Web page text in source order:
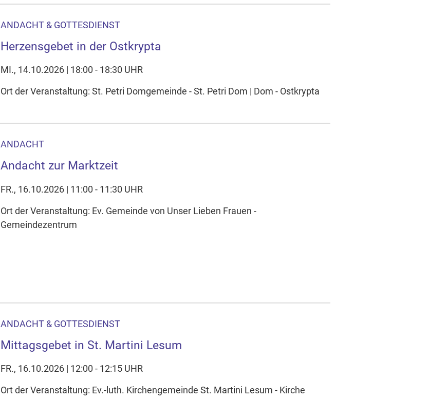
ANDACHT & GOTTESDIENST
Herzensgebet in der Ostkrypta
MI., 14.10.2026 | 18:00 - 18:30 UHR
Ort der Veranstaltung: St. Petri Domgemeinde - St. Petri Dom | Dom - Ostkrypta
ANDACHT
Andacht zur Marktzeit
FR., 16.10.2026 | 11:00 - 11:30 UHR
Ort der Veranstaltung: Ev. Gemeinde von Unser Lieben Frauen -
Gemeindezentrum
ANDACHT & GOTTESDIENST
Mittagsgebet in St. Martini Lesum
FR., 16.10.2026 | 12:00 - 12:15 UHR
Ort der Veranstaltung: Ev.-luth. Kirchengemeinde St. Martini Lesum - Kirche